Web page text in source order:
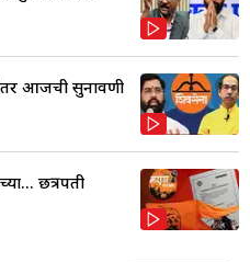
आजची सुनावणी
छत्रपती